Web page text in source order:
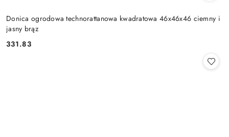
Donica ogrodowa technorattanowa kwadratowa 46x46x46 ciemny i
jasny brąz
Cena:
331.83